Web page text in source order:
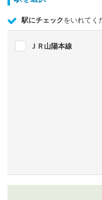
駅にチェックをいれてく
ＪＲ山陽本線